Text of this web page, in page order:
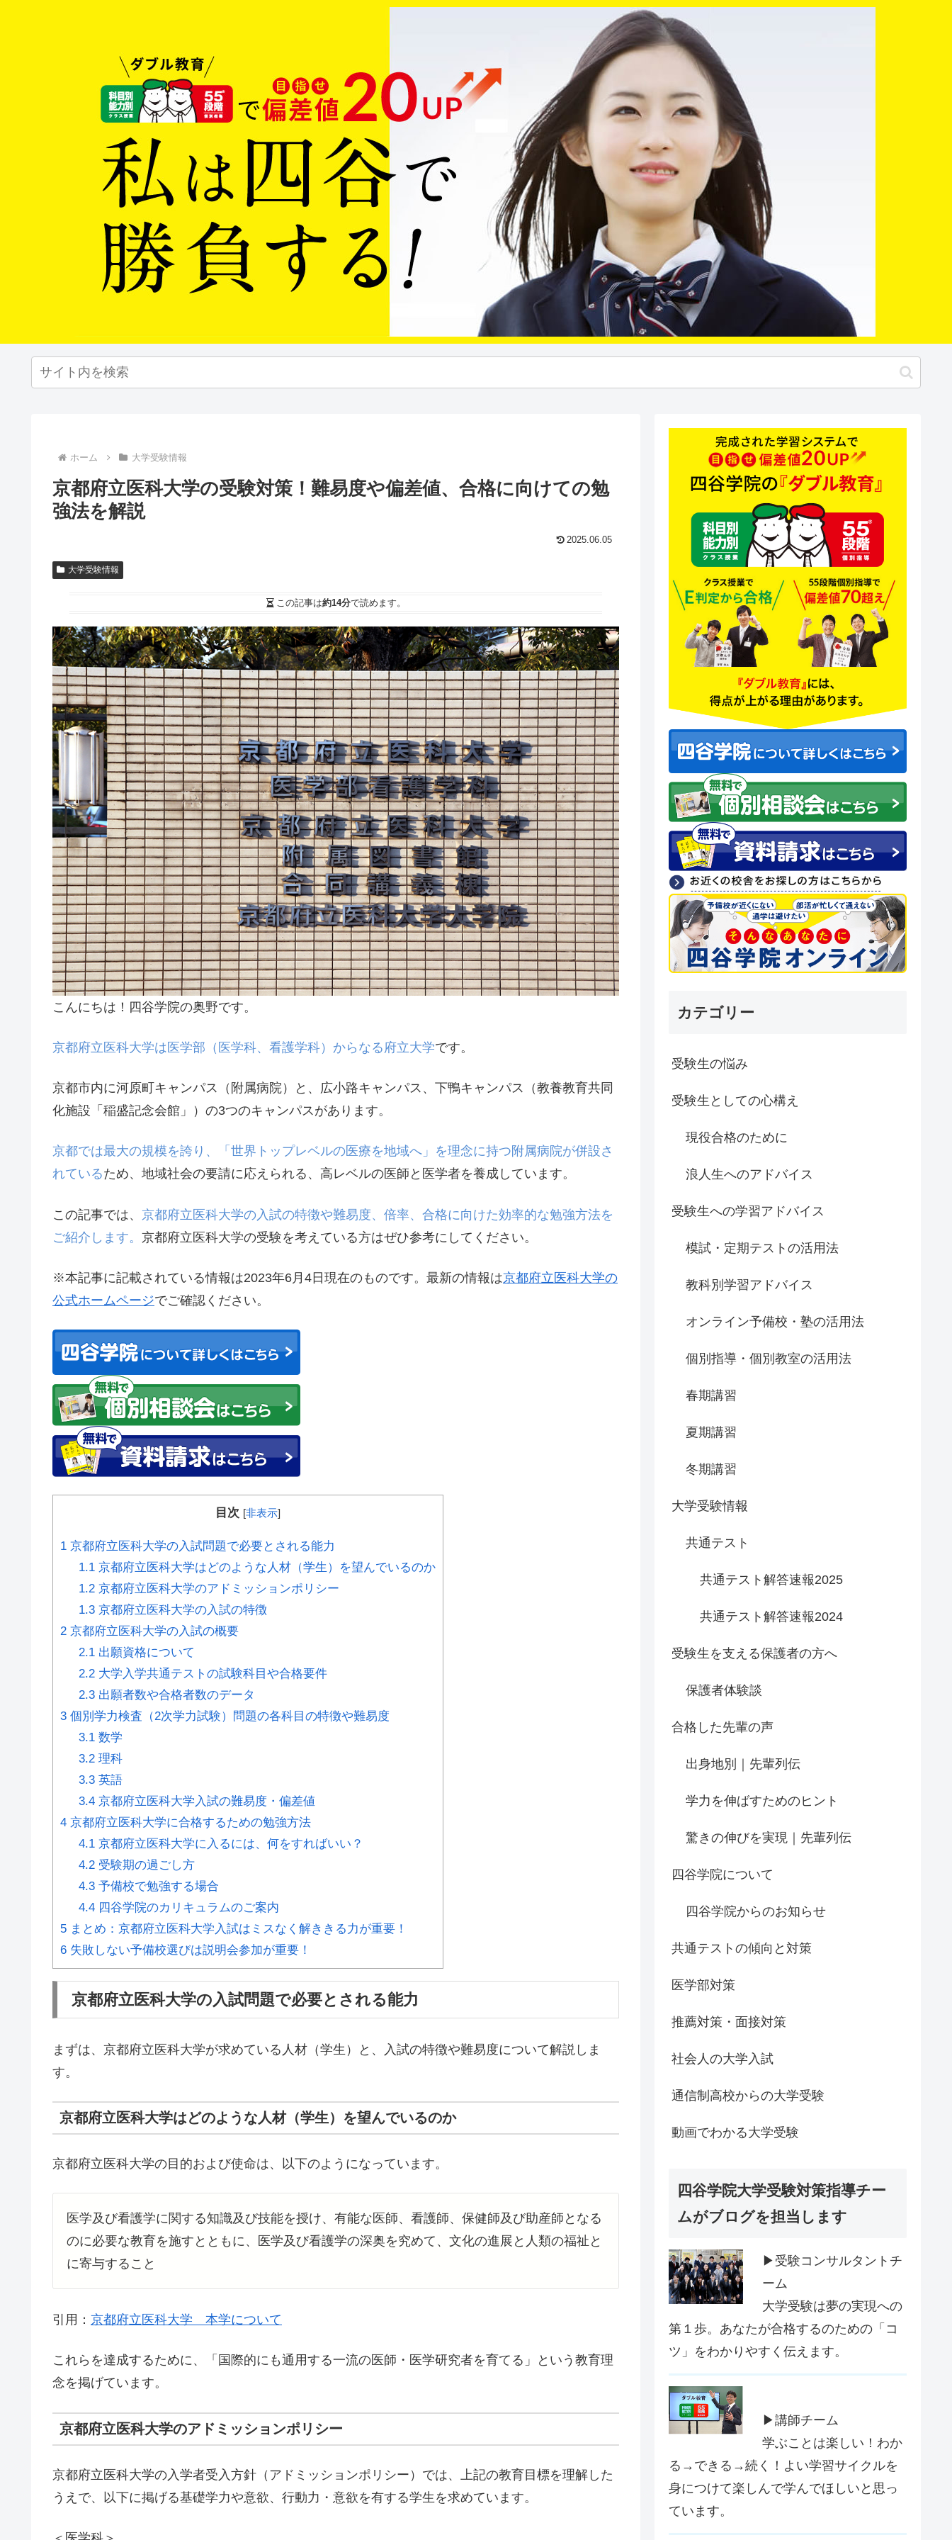
ホーム 大学受験情報
京都府立医科大学の受験対策！難易度や偏差値、合格に向けての勉
強法を解説
2025.06.05
大学受験情報
この記事は約14分で読めます。
こんにちは！四谷学院の奥野です。
京都府立医科大学は医学部（医学科、看護学科）からなる府立大学です。
京都市内に河原町キャンパス（附属病院）と、広小路キャンパス、下鴨キャンパス（教養教育共同
化施設「稲盛記念会館」）の3つのキャンパスがあります。
京都では最大の規模を誇り、「世界トップレベルの医療を地域へ」を理念に持つ附属病院が併設さ
れているため、地域社会の要請に応えられる、高レベルの医師と医学者を養成しています。
この記事では、 京都府立医科大学の入試の特徴や難易度、倍率、合格に向けた効率的な勉強方法を
ご紹介します。 京都府立医科大学の受験を考えている方はぜひ参考にしてください。
※本記事に記載されている情報は2023年6月4日現在のものです。最新の情報は京都府立医科大学の
公式ホームページでご確認ください。
目次 [非表示]
1 京都府立医科大学の入試問題で必要とされる能力
1.1京都府立医科大学はどのような人材（学生）を望んでいるのか
1.2京都府立医科大学のアドミッションポリシー
1.3京都府立医科大学の入試の特徴
2 京都府立医科大学の入試の概要
2.1出願資格について
2.2大学入学共通テストの試験科目や合格要件
2.3出願者数や合格者数のデータ
3 個別学力検査（2次学力試験）問題の各科目の特徴や難易度
3.1数学
3.2理科
3.3英語
3.4京都府立医科大学入試の難易度・偏差値
4 京都府立医科大学に合格するための勉強方法
4.1京都府立医科大学に入るには、何をすればいい？
4.2受験期の過ごし方
4.3予備校で勉強する場合
4.4四谷学院のカリキュラムのご案内
5 まとめ：京都府立医科大学入試はミスなく解ききる力が重要！
6 失敗しない予備校選びは説明会参加が重要！
京都府立医科大学の入試問題で必要とされる能力
まずは、京都府立医科大学が求めている人材（学生）と、入試の特徴や難易度について解説しま
す。
京都府立医科大学はどのような人材（学生）を望んでいるのか
京都府立医科大学の目的および使命は、以下のようになっています。
医学及び看護学に関する知識及び技能を授け、有能な医師、看護師、保健師及び助産師となる
のに必要な教育を施すとともに、医学及び看護学の深奥を究めて、文化の進展と人類の福祉と
に寄与すること
引用： 京都府立医科大学 本学について
これらを達成するために、「国際的にも通用する一流の医師・医学研究者を育てる」という教育理
念を掲げています。
京都府立医科大学のアドミッションポリシー
京都府立医科大学の入学者受入方針（アドミッションポリシー）では、上記の教育目標を理解した
うえで、以下に掲げる基礎学力や意欲、行動力・意欲を有する学生を求めています。
カテゴリー
受験生の悩み
受験生としての心構え
現役合格のために
浪人生へのアドバイス
受験生への学習アドバイス
模試・定期テストの活用法
教科別学習アドバイス
オンライン予備校・塾の活用法
個別指導・個別教室の活用法
春期講習
夏期講習
冬期講習
大学受験情報
共通テスト
共通テスト解答速報2025
共通テスト解答速報2024
受験生を支える保護者の方へ
保護者体験談
合格した先輩の声
出身地別｜先輩列伝
学力を伸ばすためのヒント
驚きの伸びを実現｜先輩列伝
四谷学院について
四谷学院からのお知らせ
共通テストの傾向と対策
医学部対策
推薦対策・面接対策
社会人の大学入試
通信制高校からの大学受験
動画でわかる大学受験
四谷学院大学受験対策指導チー
ムがブログを担当します
▶受験コンサルタントチ
ーム
大学受験は夢の実現への
第１歩。あなたが合格するのための「コ
ツ」をわかりやすく伝えます。
▶講師チーム
学ぶことは楽しい！わか
る→できる→続く！よい学習サイクルを
身につけて楽しんで学んでほしいと思っ
ています。